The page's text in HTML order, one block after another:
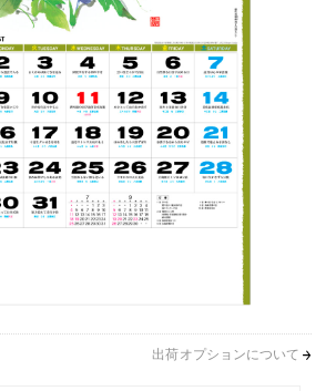
出荷オプションについて